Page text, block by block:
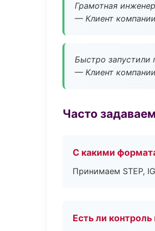
Грамотная
— Клиент компании
Быстро запустили
— Клиент компании
Часто
С какими
Принимаем STEP,
Есть ли контроль